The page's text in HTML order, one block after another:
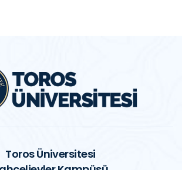
Toros Üniversitesi